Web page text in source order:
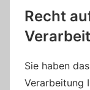
Recht
Sie haben
Verarbeitung